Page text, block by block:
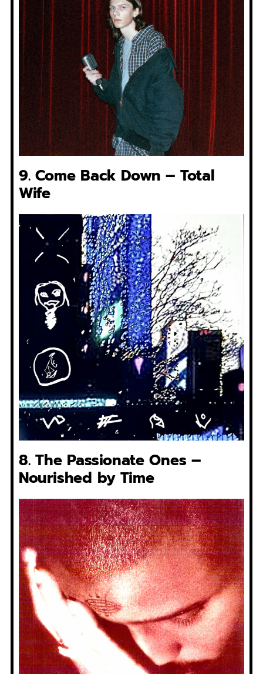
9. Come Back Down – Total
Wife
8. The Passionate Ones –
Nourished by Time